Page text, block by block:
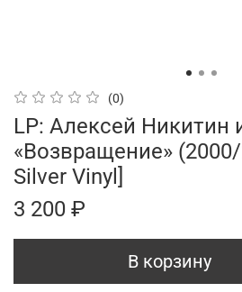
(0)
LP: Алексей Никитин
«Возвращение»
Silver Vinyl]
3 200 ₽
В корзину